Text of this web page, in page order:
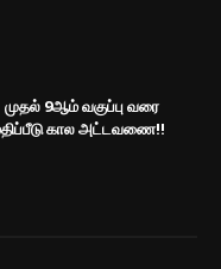
முதல் 9ஆம் வகுப்பு வரை
கால அட்டவணை!!